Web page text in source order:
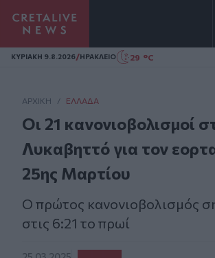
Homepage
ΚΥΡΙΑΚΗ 9.8.2026/ΗΡΑΚΛΕΙΟ 29 °C
ΑΡΧΙΚΗ / ΕΛΛΆΔΑ
Οι 21 κανονιοβολισμοί
Λυκαβηττό για τον
25ης Μαρτίου
Ο πρώτος κανονιοβολισμός
στις 6:21 το πρωί